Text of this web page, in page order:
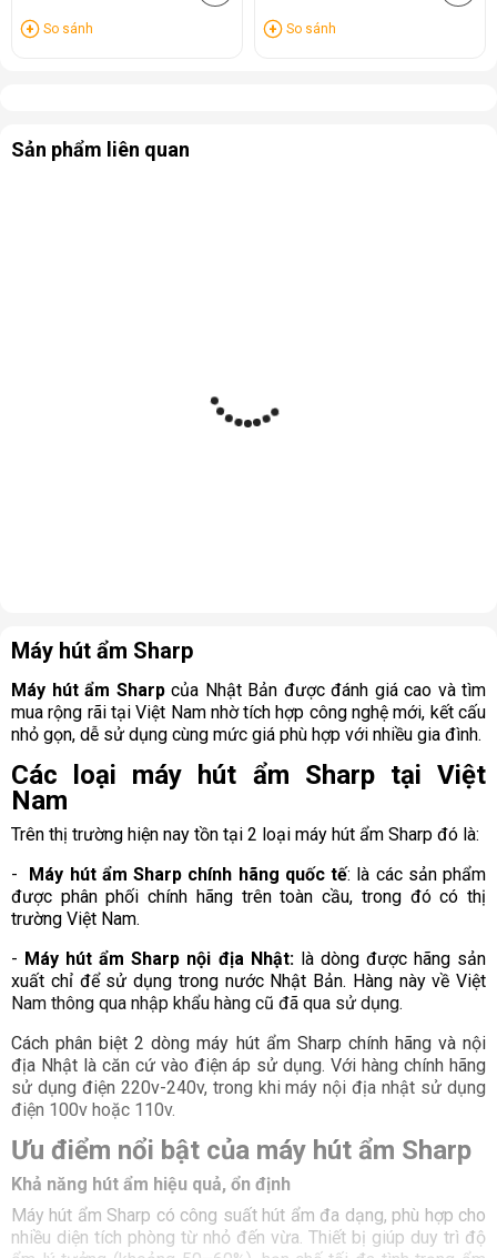
So sánh So sánh
Sản phẩm liên quan
Máy hút ẩm Sharp
Máy hút ẩm Sharpcủa Nhật Bản được đánh giá cao và tìm
mua rộng rãi tại Việt Nam nhờ tích hợp công nghệ mới, kết cấu
nhỏ gọn, dễ sử dụng cùng mức giá phù hợp với nhiều gia đình.
Các loại máy hút ẩm Sharp tại Việt
Nam
Trên thị trường hiện nay tồn tại 2 loại máy hút ẩm Sharp đó là:
-
Máy hút ẩm Sharp chính hãng quốc tế: là các sản phẩm
được phân phối chính hãng trên toàn cầu, trong đó có thị
trường Việt Nam.
- Máy hút ẩm Sharp nội địa Nhật:là dòng được hãng sản
xuất chỉ để sử dụng trong nước Nhật Bản. Hàng này về Việt
Nam thông qua nhập khẩu hàng cũ đã qua sử dụng.
Cách phân biệt 2 dòng máy hút ẩm Sharp chính hãng và nội
địa Nhật là căn cứ vào điện áp sử dụng. Với hàng chính hãng
sử dụng điện 220v-240v, trong khi máy nội địa nhật sử dụng
điện 100v hoặc 110v.
Ưu điểm nổi bật của máy hút ẩm Sharp
Khả năng hút ẩm hiệu quả, ổn định
Máy hút ẩm Sharp có công suất hút ẩm đa dạng, phù hợp cho
nhiều diện tích phòng từ nhỏ đến vừa. Thiết bị giúp duy trì độ